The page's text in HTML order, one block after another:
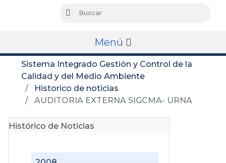
Buscar
Menú
Sistema Integrado Gestión y Control de la
Calidad y del Medio Ambiente
Historico de noticias
AUDITORIA EXTERNA SIGCMA- URNA
Histórico de Noticias